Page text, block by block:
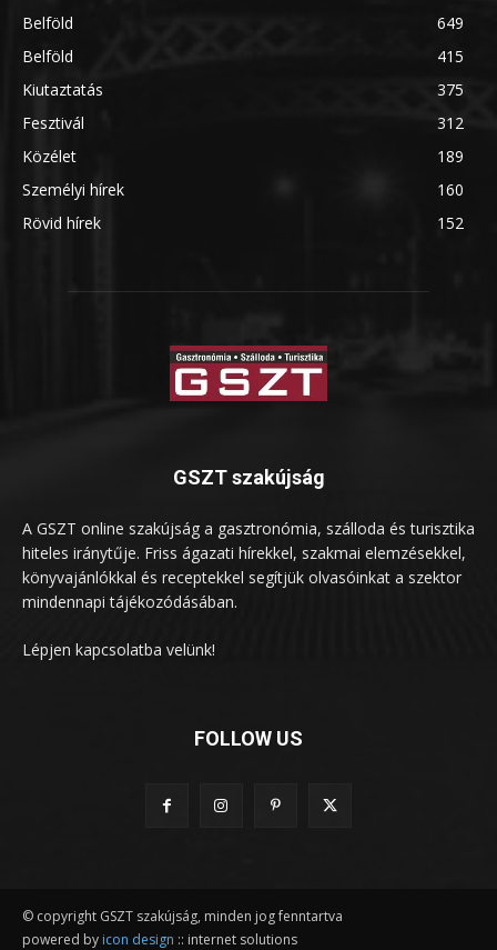
Belföld
649
Belföld
415
Kiutaztatás
375
Fesztivál
312
Közélet
189
Személyi hírek
160
Rövid hírek
152
GSZT szakújság
A GSZT online szakújság a gasztronómia, szálloda és turisztika
hiteles iránytűje. Friss ágazati hírekkel, szakmai elemzésekkel,
könyvajánlókkal és receptekkel segítjük olvasóinkat a szektor
mindennapi tájékozódásában.
Lépjen kapcsolatba velünk!
FOLLOW US
© copyright GSZT szakújság, minden jog fenntartva
powered by icon design :: internet solutions